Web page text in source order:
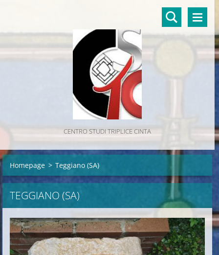
CENTRO STUDI TRIPLICE CINTA
Homepage > Teggiano (SA)
TEGGIANO (SA)